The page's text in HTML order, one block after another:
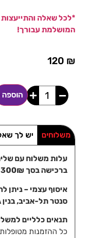
*לכל שאלה
המושלמת עבורך!
120 ₪
הוספה
משלוחים יש לך
עלות משלוח עם שליח
ברכישה בסך 300₪ ומעלה – משלוח חינם
איסוף עצמי – ניתן
סנטר תל-אביב, בנין A, קומה 2.
תנאים כלליים
כל ההזמנות